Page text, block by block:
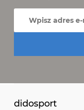
didosport